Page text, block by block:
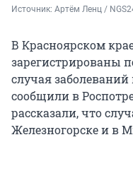
Источник: Артём Ленц /
В Красноярском
зарегистрированы
случая
сообщили в
рассказали, что
Железногорске и в